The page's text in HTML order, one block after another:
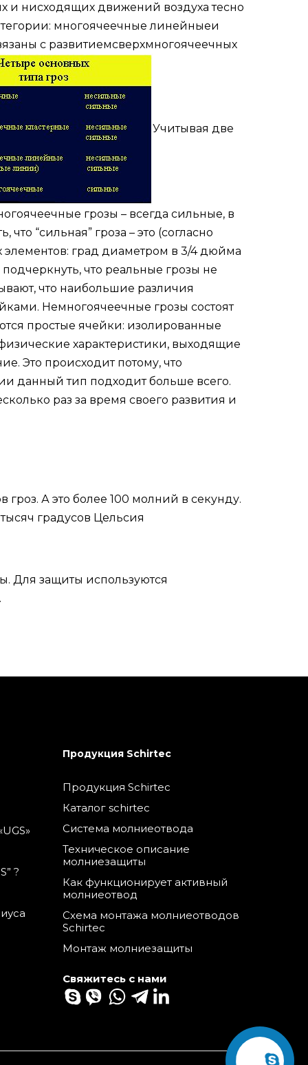
и нисходящих движений воздуха тесно
многоячеечные линейныеи
с развитиемсверхмногоячеечных
Учитывая две
грозы – всегда сильные, в
“сильная” гроза – это (согласно
град диаметром в 3/4 дюйма
что реальные грозы не
что наибольшие различия
Немногоячеечные грозы состоят
простые ячейки: изолированные
характеристики, выходящие
Это происходит потому, что
данный тип подходит больше всего.
раз за время своего развития и
А это более 100 молний в секунду.
градусов Цельсия
Для защиты используются
?
Продукция Schirtec
Продукция Schirtec
Каталог schirtec
Система молниеотвода
Техническое описание
молниезащиты
Как функционирует активный
молниеотвод
Схема монтажа молниеотводов
Schirtec
Монтаж молниезащиты
Свяжитесь с нами